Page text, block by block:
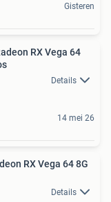
Gisteren
RX Vega 64
Details
14 mei 26
RX Vega 64 8G
Details